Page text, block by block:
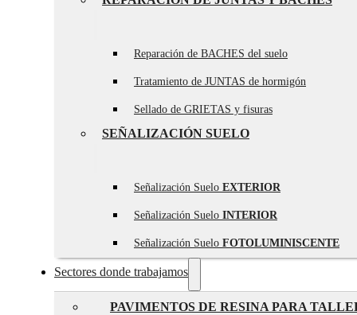
Reparación de BACHES del suelo
Tratamiento de JUNTAS de hormigón
Sellado de GRIETAS y fisuras
SEÑALIZACIÓN SUELO
Señalización Suelo EXTERIOR
Señalización Suelo INTERIOR
Señalización Suelo FOTOLUMINISCENTE
Sectores donde trabajamos
PAVIMENTOS DE RESINA PARA